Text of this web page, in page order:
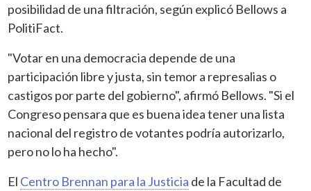
posibilidad de una filtración, según explicó Bellows a
PolitiFact.
"Votar en una democracia depende de una
participación libre y justa, sin temor a represalias o
castigos por parte del gobierno", afirmó Bellows. "Si el
Congreso pensara que es buena idea tener una lista
nacional del registro de votantes podría autorizarlo,
pero no lo ha hecho".
El Centro Brennan para la Justicia de la Facultad de